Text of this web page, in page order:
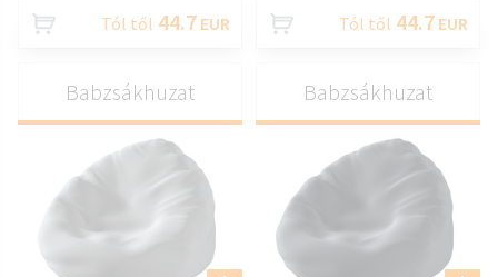
Tól től 44.7 EUR Tól től 44.7 EUR
Babzsákhuzat Babzsákhuzat